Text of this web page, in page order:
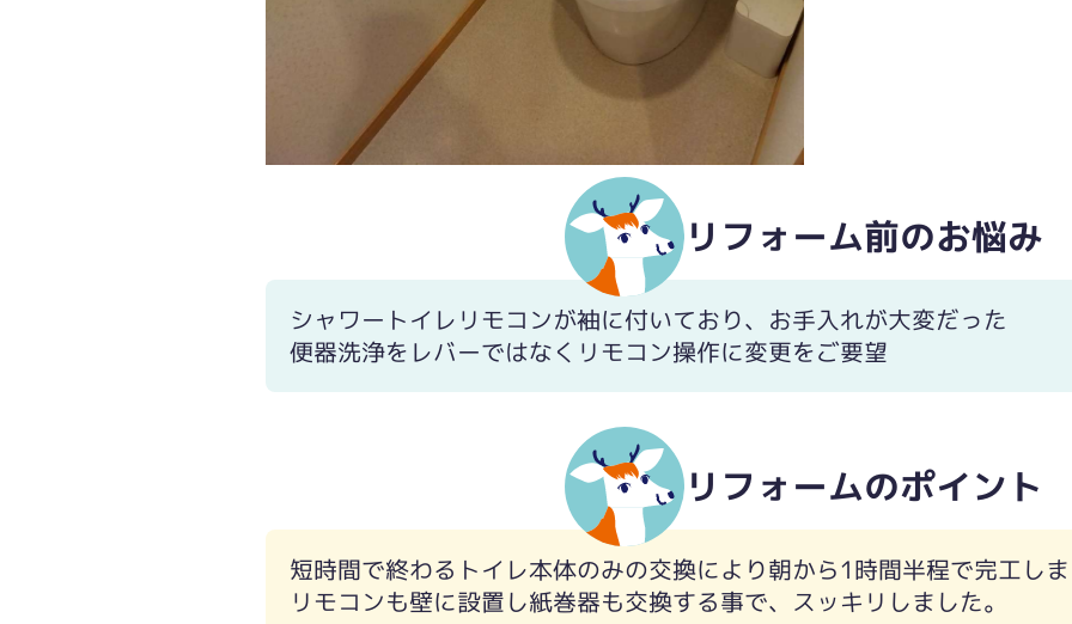
リフォーム前のお悩み
シャワートイレリモコンが袖に付いており、お手入れが大変だった
便器洗浄をレバーではなくリモコン操作に変更をご要望
リフォームのポイント
短時間で終わるトイレ本体のみの交換により朝から1時間半程で完工し
リモコンも壁に設置し紙巻器も交換する事で、スッキリしました。